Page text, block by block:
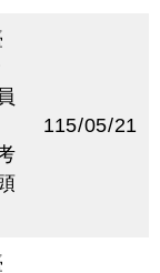
115/05/21